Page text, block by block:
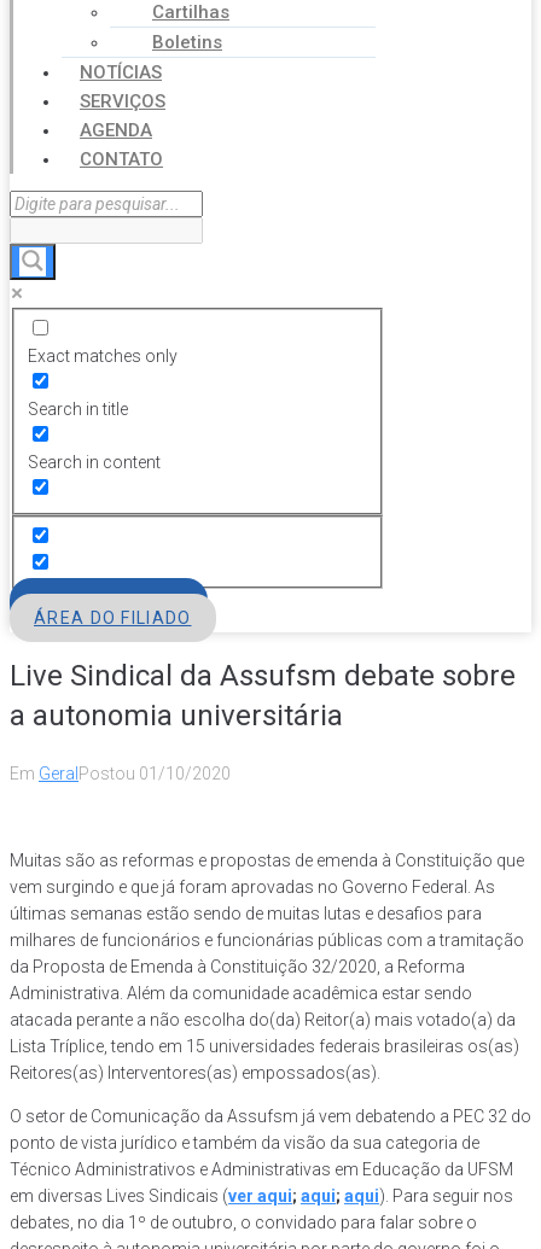
Cartilhas
Boletins
NOTÍCIAS
SERVIÇOS
AGENDA
CONTATO
Exact matches only
Search in title
Search in content
ÁREA DO FILIADO
Live Sindical da Assufsm debate sobre
a autonomia universitária
Em Geral Postou 01/10/2020
Muitas são as reformas e propostas de emenda à Constituição que
vem surgindo e que já foram aprovadas no Governo Federal. As
últimas semanas estão sendo de muitas lutas e desafios para
milhares de funcionários e funcionárias públicas com a tramitação
da Proposta de Emenda à Constituição 32/2020, a Reforma
Administrativa. Além da comunidade acadêmica estar sendo
atacada perante a não escolha do(da) Reitor(a) mais votado(a) da
Lista Tríplice, tendo em 15 universidades federais brasileiras os(as)
Reitores(as) Interventores(as) empossados(as).
O setor de Comunicação da Assufsm já vem debatendo a PEC 32 do
ponto de vista jurídico e também da visão da sua categoria de
Técnico Administrativos e Administrativas em Educação da UFSM
em diversas Lives Sindicais (ver aqui; aqui; aqui). Para seguir nos
debates, no dia 1º de outubro, o convidado para falar sobre o